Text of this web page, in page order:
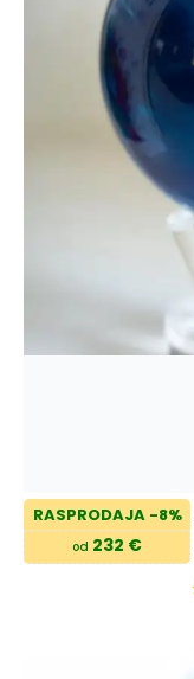
RASPRODAJA -8%
od 232 €